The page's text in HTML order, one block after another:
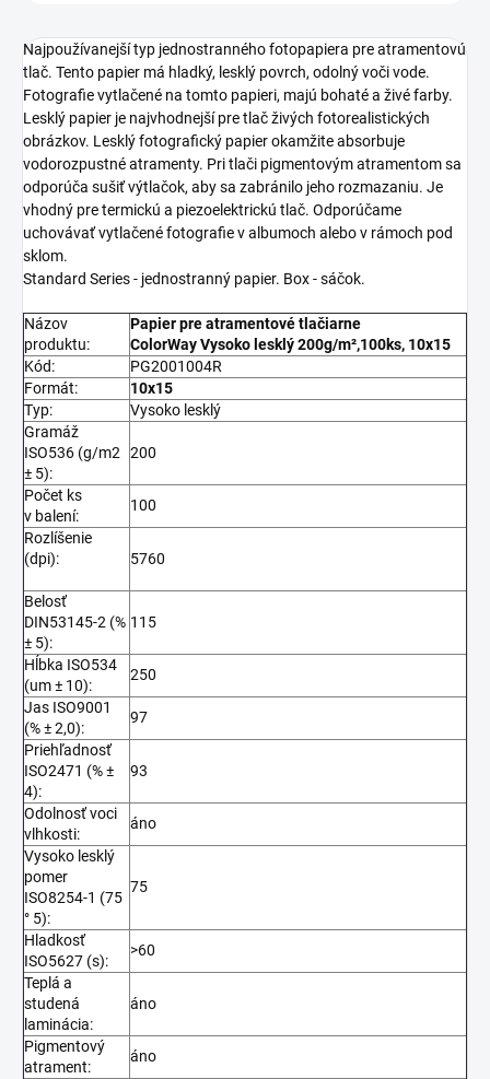
Najpoužívanejší typ jednostranného fotopapiera pre atramentovú
tlač. Tento papier má hladký, lesklý povrch, odolný voči vode.
Fotografie vytlačené na tomto papieri, majú bohaté a živé farby.
Lesklý papier je najvhodnejší pre tlač živých fotorealistických
obrázkov. Lesklý fotografický papier okamžite absorbuje
vodorozpustné atramenty. Pri tlači pigmentovým atramentom sa
odporúča sušiť výtlačok, aby sa zabránilo jeho rozmazaniu. Je
vhodný pre termickú a piezoelektrickú tlač. Odporúčame
uchovávať vytlačené fotografie v albumoch alebo v rámoch pod
sklom.
Standard Series - jednostranný papier. Box - sáčok.
Názov
produktu:
Papier pre atramentové tlačiarne
ColorWay Vysoko lesklý 200g/m²,100ks, 10x15
Kód:
PG2001004R
Formát:
10x15
Typ:
Vysoko lesklý
Gramáž
ISO536 (g/m2
± 5):
200
Počet ks
v balení:
100
Rozlíšenie
(dpi):
5760
Belosť
DIN53145-2 (%
± 5):
115
Hĺbka ISO534
(um ± 10):
250
Jas ISO9001
(% ± 2,0):
97
Priehľadnosť
ISO2471 (% ±
4):
93
Odolnosť voci
vlhkosti:
áno
Vysoko lesklý
pomer
ISO8254-1 (75
° 5):
75
Hladkosť
ISO5627 (s):
>60
Teplá a
studená
laminácia:
áno
Pigmentový
atrament:
áno